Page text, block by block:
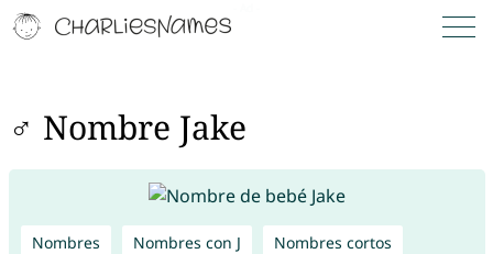
♂ Nombre Jake
Nombres Nombres con J Nombres cortos